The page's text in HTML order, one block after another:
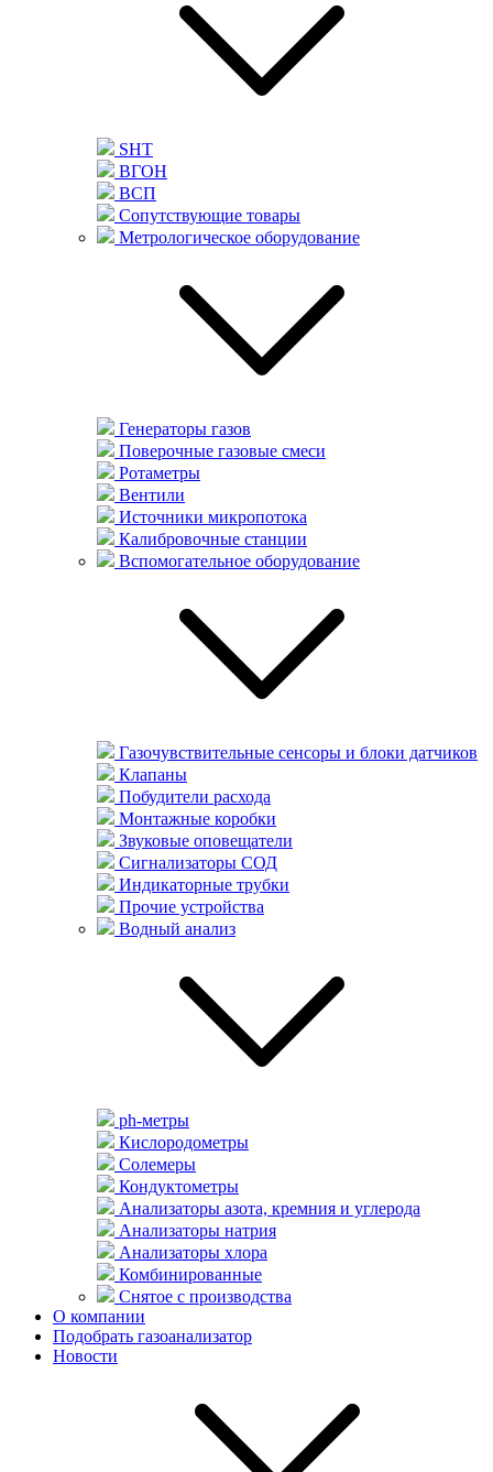
SHT
ВГОН
ВСП
Сопутствующие товары
Метрологическое оборудование
Генераторы газов
Поверочные газовые смеси
Ротаметры
Вентили
Источники микропотока
Калибровочные станции
Вспомогательное оборудование
Газочувствительные сенсоры и блоки датчиков
Клапаны
Побудители расхода
Монтажные коробки
Звуковые оповещатели
Сигнализаторы СОД
Индикаторные трубки
Прочие устройства
Водный анализ
ph-метры
Кислородометры
Солемеры
Кондуктометры
Анализаторы азота, кремния и углерода
Анализаторы натрия
Анализаторы хлора
Комбинированные
Снятое с производства
О компании
Подобрать газоанализатор
Новости